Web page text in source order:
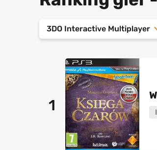
3DO Interactive Multiplayer
1